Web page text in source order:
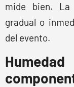
mide bien. La
gradual o
del evento.